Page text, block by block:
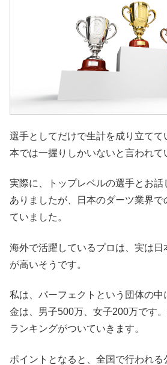
選手としてだけで生計を成り立てて
本では一握りしかいないと言われて
実際に、トップレベルの選手とお
ありましたが、日本のダーツ業界で
ていました。
海外で活躍しているプロは、実は
が高いそうです。
私は、パーフェクトという団体の中
金は、男子500万、女子200万です
ランキングがついていきます。
ポイントとなると、全国で行われ